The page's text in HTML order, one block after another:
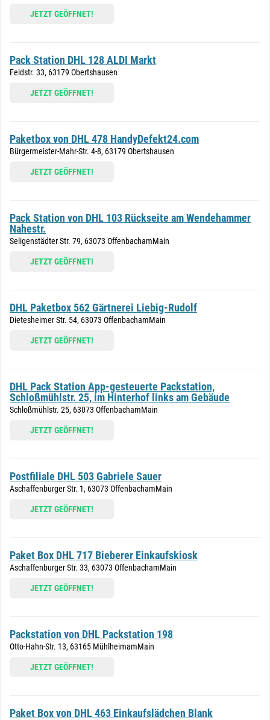
JETZT GEÖFFNET!
Pack Station DHL 128 ALDI Markt
Feldstr. 33, 63179 Obertshausen
JETZT GEÖFFNET!
Paketbox von DHL 478 HandyDefekt24.com
Bürgermeister-Mahr-Str. 4-8, 63179 Obertshausen
JETZT GEÖFFNET!
Pack Station von DHL 103 Rückseite am Wendehammer
Nahestr.
Seligenstädter Str. 79, 63073 OffenbachamMain
JETZT GEÖFFNET!
DHL Paketbox 562 Gärtnerei Liebig-Rudolf
Dietesheimer Str. 54, 63073 OffenbachamMain
JETZT GEÖFFNET!
DHL Pack Station App-gesteuerte Packstation,
Schloßmühlstr. 25, im Hinterhof links am Gebäude
Schloßmühlstr. 25, 63073 OffenbachamMain
JETZT GEÖFFNET!
Postfiliale DHL 503 Gabriele Sauer
Aschaffenburger Str. 1, 63073 OffenbachamMain
JETZT GEÖFFNET!
Paket Box DHL 717 Bieberer Einkaufskiosk
Aschaffenburger Str. 33, 63073 OffenbachamMain
JETZT GEÖFFNET!
Packstation von DHL Packstation 198
Otto-Hahn-Str. 13, 63165 MühlheimamMain
JETZT GEÖFFNET!
Paket Box von DHL 463 Einkaufslädchen Blank